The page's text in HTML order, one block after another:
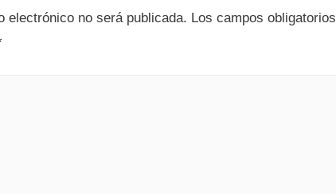
electrónico no será publicada. Los campos obligatorios